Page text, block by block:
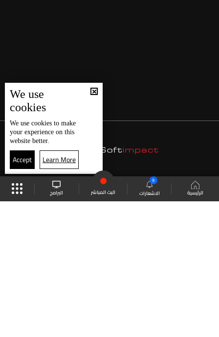
الرئيسية الاشعارات
9
البث المباشر البرامج
We use
cookies
We use cookies to make
your experience on this
website better.
Accept Learn More
موقع البرامج الجدول البث المباشر